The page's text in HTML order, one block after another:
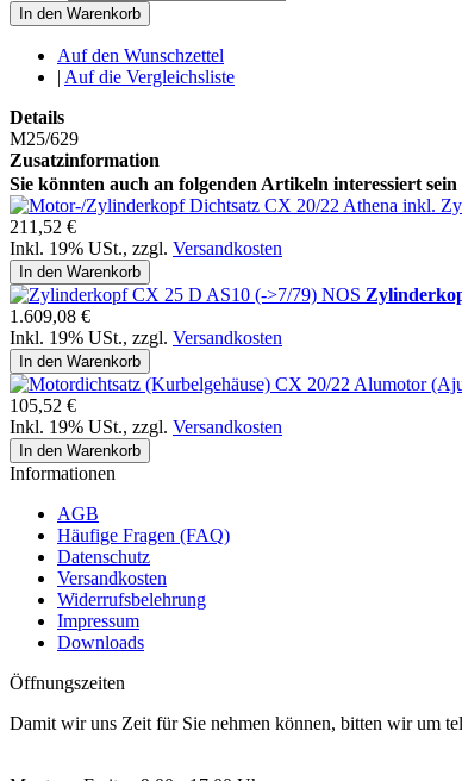
In den Warenkorb
Auf den Wunschzettel
| Auf die Vergleichsliste
Details
M25/629
Zusatzinformation
Sie könnten auch an folgenden Artikeln interessiert sein
211,52 €
Inkl. 19% USt., zzgl. Versandkosten
In den Warenkorb
1.609,08 €
Inkl. 19% USt., zzgl. Versandkosten
In den Warenkorb
105,52 €
Inkl. 19% USt., zzgl. Versandkosten
In den Warenkorb
Informationen
AGB
Häufige Fragen (FAQ)
Datenschutz
Versandkosten
Widerrufsbelehrung
Impressum
Downloads
Öffnungszeiten
Damit wir uns Zeit für Sie nehmen können, bitten wir um